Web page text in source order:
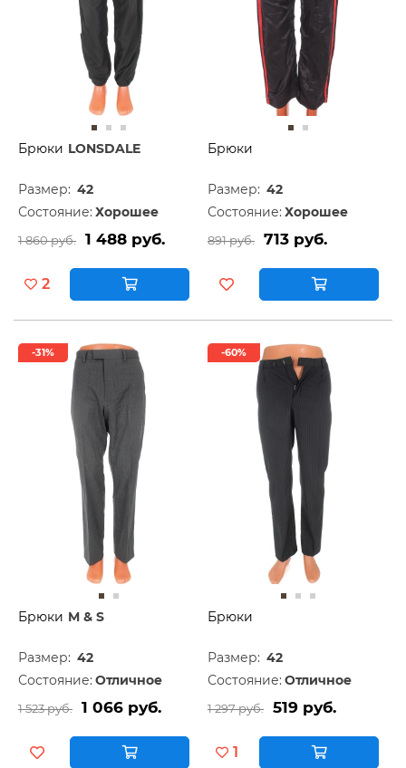
Брюки LONSDALE
Размер: 42
Состояние: Хорошее
1 860 руб. 1 488 руб.
2
Брюки
Размер: 42
Состояние: Хорошее
891 руб. 713 руб.
-31%
Брюки M & S
Размер: 42
Состояние: Отличное
1 523 руб. 1 066 руб.
-60%
Брюки
Размер: 42
Состояние: Отличное
1 297 руб. 519 руб.
1